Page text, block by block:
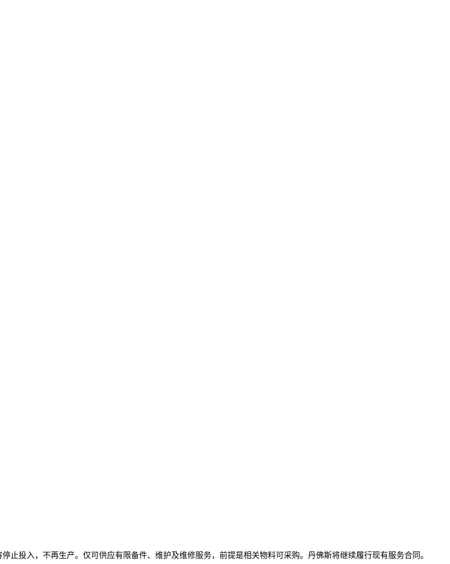
止投入，不再生产。仅可供应有限备件、维护及维修服务，前提是相关物料可采购。丹佛斯将继续履行现有服务合同。